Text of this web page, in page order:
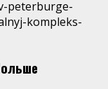
peterburge-
kompleks-